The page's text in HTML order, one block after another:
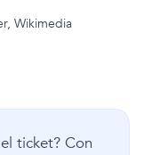
Wikimedia
ticket? Con